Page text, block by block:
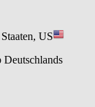
US
Deutschlands